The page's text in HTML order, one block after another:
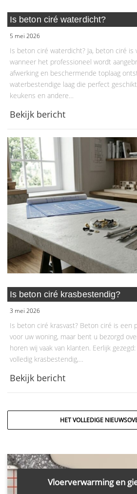
Is beton ciré waterdicht?
5 mei 2026
Is beton ciré waterdicht? Ja, beton ciré is
wanneer het professioneel wordt
afwerking en beschermende toplaag
waterbestendige laag die perfect
keukens en andere…
Bekijk bericht
Is beton ciré krasbestendig?
3 mei 2026
Is beton ciré krasvast? Beton ciré is een
voor uw woning, maar bent u bezorgd
horen wij vaak van klanten. Eerlijk
volledig krasbestendig,…
Bekijk bericht
HET VOLLEDIGE
Vloerverwarming en